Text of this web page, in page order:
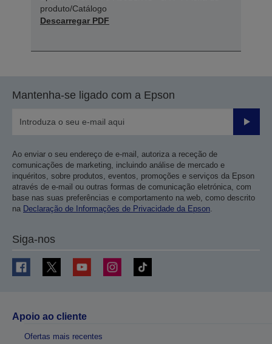
produto/Catálogo
Descarregar PDF
Mantenha-se ligado com a Epson
Enviar
Ao enviar o seu endereço de e-mail, autoriza a receção de
comunicações de marketing, incluindo análise de mercado e
inquéritos, sobre produtos, eventos, promoções e serviços da Epson
através de e-mail ou outras formas de comunicação eletrónica, com
base nas suas preferências e comportamento na web, como descrito
na Declaração de Informações de Privacidade da Epson
Siga-nos
Apoio ao cliente
Ofertas mais recentes